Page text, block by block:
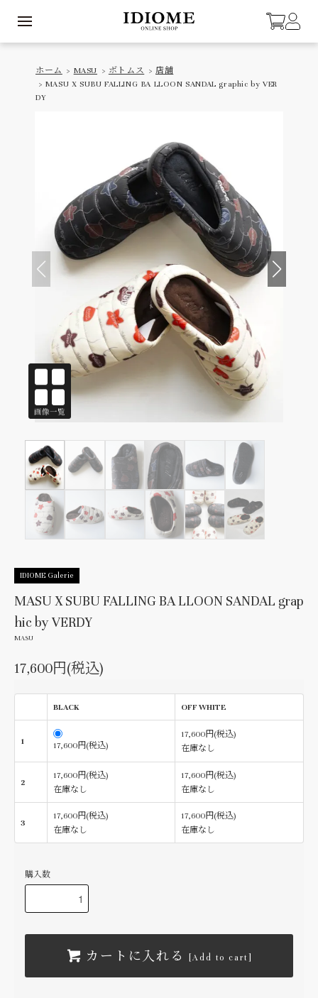
ホーム > MASU > ボトムス > 店舗
> MASU X SUBU FALLING BA LLOON SANDAL graphic by VER
DY
IDIOME Galerie
MASU X SUBU FALLING BA LLOON SANDAL grap
hic by VERDY
MASU
17,600円(税込)
BLACK OFF WHITE
1 17,600円(税込)
17,600円(税込)
在庫なし
2
17,600円(税込)
在庫なし
17,600円(税込)
在庫なし
3
17,600円(税込)
在庫なし
17,600円(税込)
在庫なし
購入数
カートに入れる [Add to cart]